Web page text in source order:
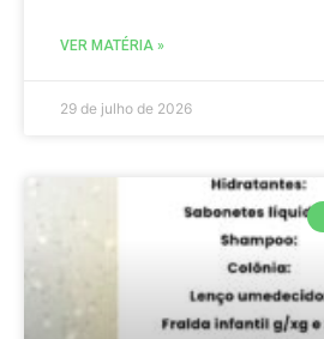
VER MATÉRIA »
29 de julho de 2026